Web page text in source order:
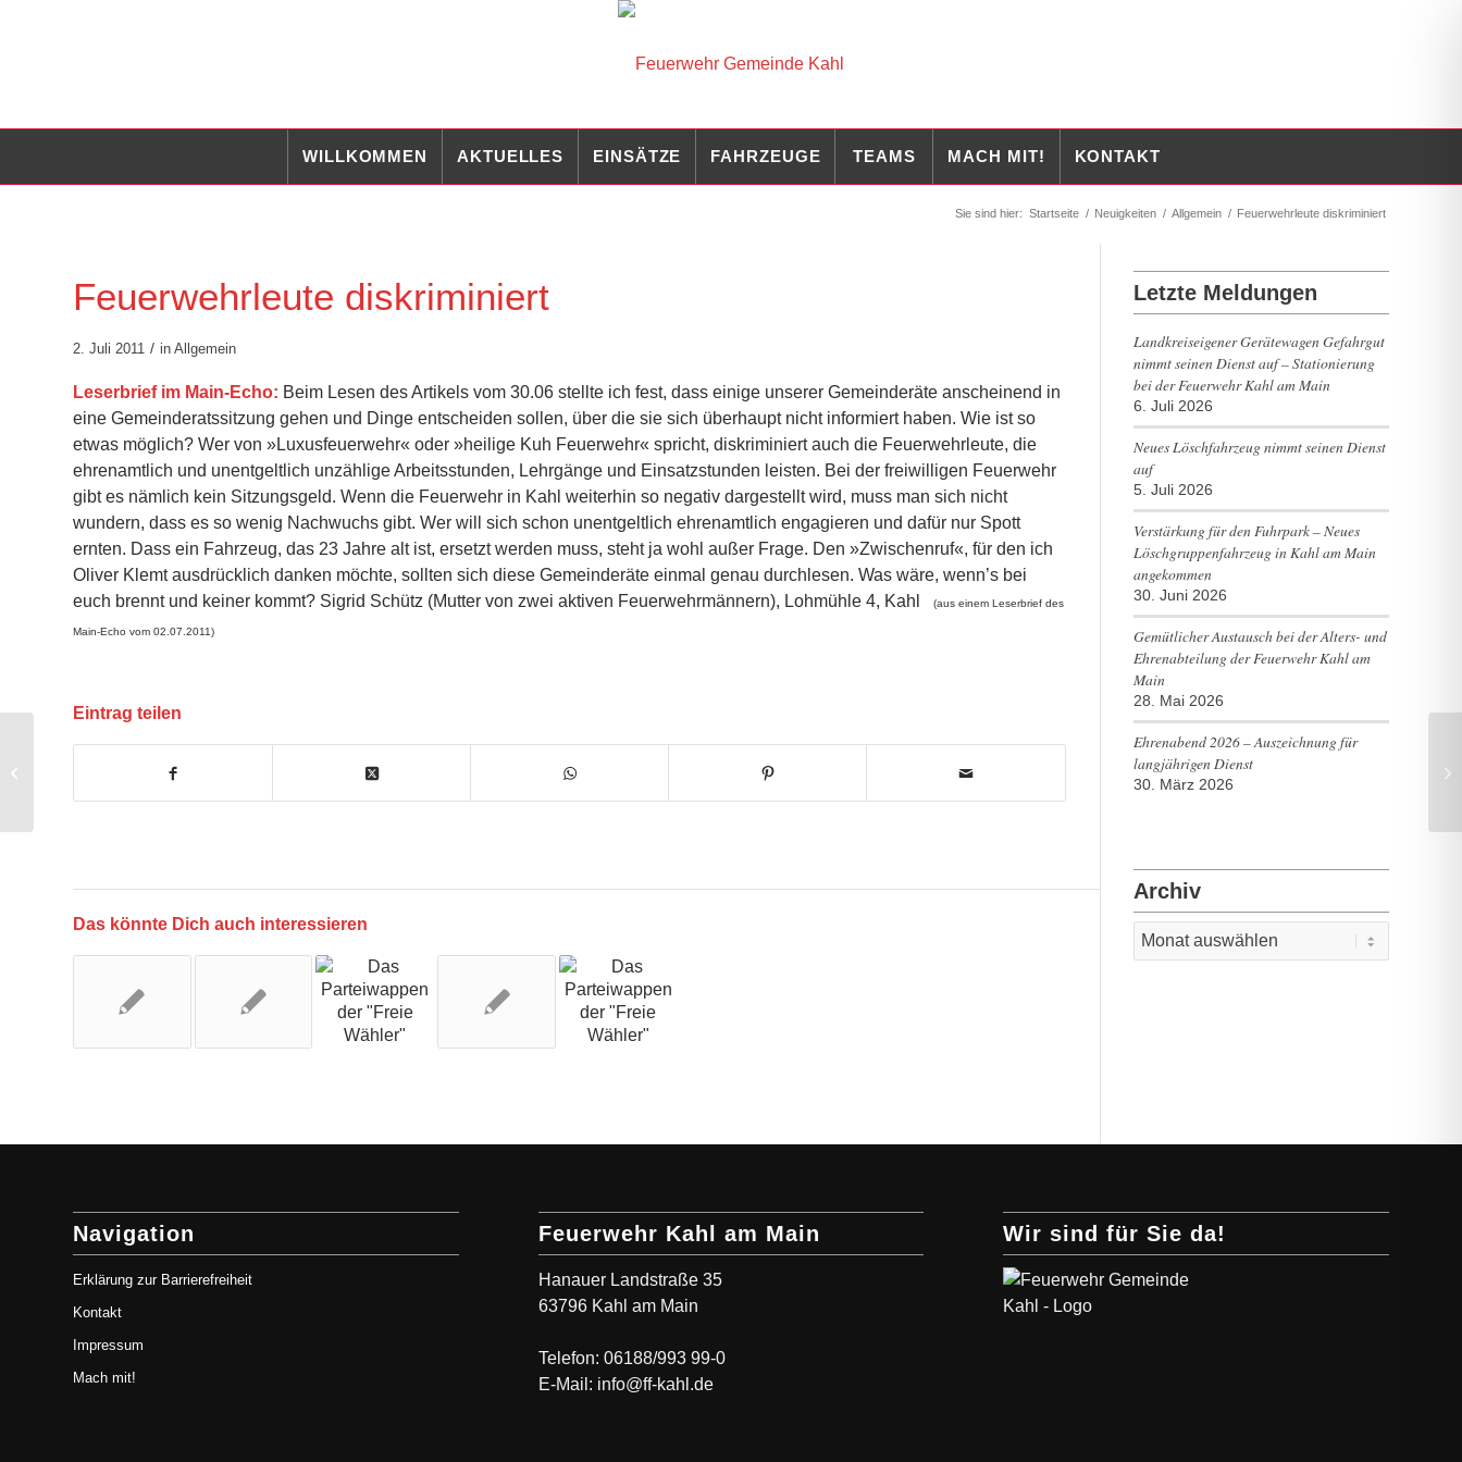
WILLKOMMEN AKTUELLES EINSÄTZE FAHRZEUGE TEAMS MACH MIT! KONTAKT
Sie sind hier: Startseite / Neuigkeiten / Allgemein / Feuerwehrleute diskriminiert
Feuerwehrleute diskriminiert
2. Juli 2011 / in Allgemein
Leserbrief im Main-Echo: Beim Lesen des Artikels vom 30.06 stellte ich fest, dass einige unserer Gemeinderäte anscheinend in
eine Gemeinderatssitzung gehen und Dinge entscheiden sollen, über die sie sich überhaupt nicht informiert haben. Wie ist so
etwas möglich? Wer von »Luxusfeuerwehr« oder »heilige Kuh Feuerwehr« spricht, diskriminiert auch die Feuerwehrleute, die
ehrenamtlich und unentgeltlich unzählige Arbeitsstunden, Lehrgänge und Einsatzstunden leisten. Bei der freiwilligen Feuerwehr
gibt es nämlich kein Sitzungsgeld. Wenn die Feuerwehr in Kahl weiterhin so negativ dargestellt wird, muss man sich nicht
wundern, dass es so wenig Nachwuchs gibt. Wer will sich schon unentgeltlich ehrenamtlich engagieren und dafür nur Spott
ernten. Dass ein Fahrzeug, das 23 Jahre alt ist, ersetzt werden muss, steht ja wohl außer Frage. Den »Zwischenruf«, für den ich
Oliver Klemt ausdrücklich danken möchte, sollten sich diese Gemeinderäte einmal genau durchlesen. Was wäre, wenn’s bei
euch brennt und keiner kommt? Sigrid Schütz (Mutter von zwei aktiven Feuerwehrmännern), Lohmühle 4, Kahl
(aus einem Leserbrief des
Main-Echo vom 02.07.2011)
Eintrag teilen
Das könnte Dich auch interessieren
Letzte Meldungen
Landkreiseigener Gerätewagen Gefahrgut
nimmt seinen Dienst auf – Stationierung
bei der Feuerwehr Kahl am Main
6. Juli 2026
Neues Löschfahrzeug nimmt seinen Dienst
auf
5. Juli 2026
Verstärkung für den Fuhrpark – Neues
Löschgruppenfahrzeug in Kahl am Main
angekommen
30. Juni 2026
Gemütlicher Austausch bei der Alters- und
Ehrenabteilung der Feuerwehr Kahl am
Main
28. Mai 2026
Ehrenabend 2026 – Auszeichnung für
langjährigen Dienst
30. März 2026
Archiv
Navigation
Erklärung zur Barrierefreiheit
Kontakt
Impressum
Mach mit!
Feuerwehr Kahl am Main
Hanauer Landstraße 35
63796 Kahl am Main
Telefon: 06188/993 99-0
E-Mail: info@ff-kahl.de
Wir sind für Sie da!
Luxusdebatte um Feuerwehr